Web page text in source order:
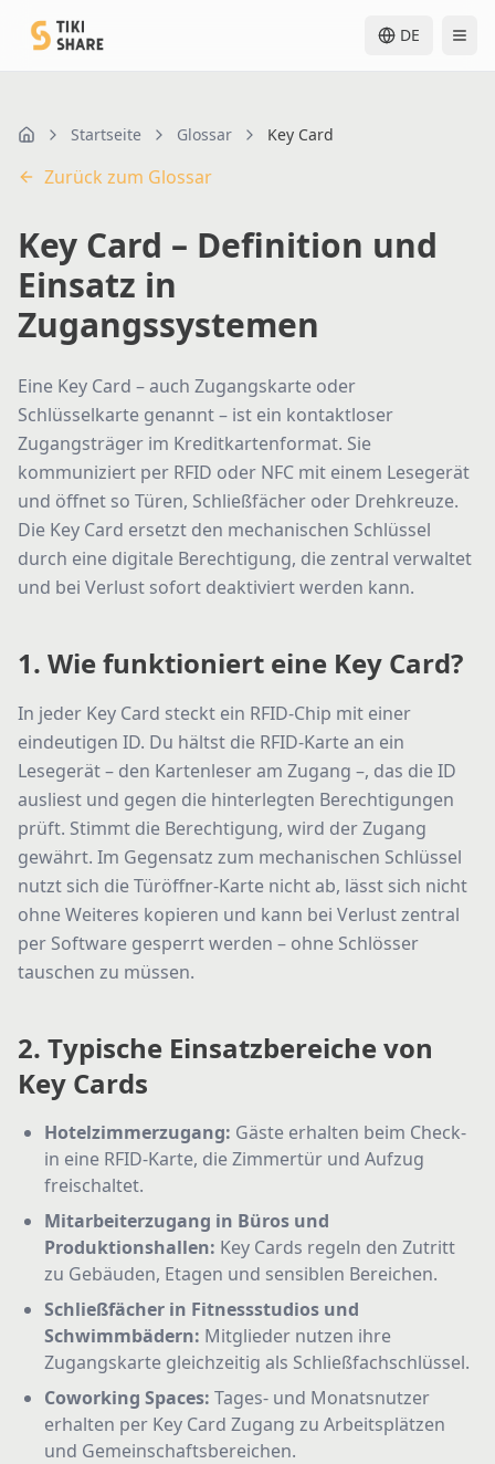
DE
Home Startseite Glossar Key Card
Zurück zum Glossar
Key Card – Definition und
Einsatz in
Zugangssystemen
Eine Key Card – auch Zugangskarte oder
Schlüsselkarte genannt – ist ein kontaktloser
Zugangsträger im Kreditkartenformat. Sie
kommuniziert per RFID oder NFC mit einem Lesegerät
und öffnet so Türen, Schließfächer oder Drehkreuze.
Die Key Card ersetzt den mechanischen Schlüssel
durch eine digitale Berechtigung, die zentral verwaltet
und bei Verlust sofort deaktiviert werden kann.
1. Wie funktioniert eine Key Card?
In jeder Key Card steckt ein RFID-Chip mit einer
eindeutigen ID. Du hältst die RFID-Karte an ein
Lesegerät – den Kartenleser am Zugang –, das die ID
ausliest und gegen die hinterlegten Berechtigungen
prüft. Stimmt die Berechtigung, wird der Zugang
gewährt. Im Gegensatz zum mechanischen Schlüssel
nutzt sich die Türöffner-Karte nicht ab, lässt sich nicht
ohne Weiteres kopieren und kann bei Verlust zentral
per Software gesperrt werden – ohne Schlösser
tauschen zu müssen.
2. Typische Einsatzbereiche von
Key Cards
Hotelzimmerzugang: Gäste erhalten beim Check-
in eine RFID-Karte, die Zimmertür und Aufzug
freischaltet.
Mitarbeiterzugang in Büros und
Produktionshallen: Key Cards regeln den Zutritt
zu Gebäuden, Etagen und sensiblen Bereichen.
Schließfächer in Fitnessstudios und
Schwimmbädern: Mitglieder nutzen ihre
Zugangskarte gleichzeitig als Schließfachschlüssel.
Coworking Spaces: Tages- und Monatsnutzer
erhalten per Key Card Zugang zu Arbeitsplätzen
und Gemeinschaftsbereichen.